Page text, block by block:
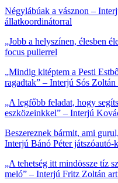
Négylábúak a vásznon –
állatkoordinátorral
„Jobb a helyszínen, élesben
focus pullerrel
„Mindig kitéptem a Pesti
ragadtak” – Interjú Sós
„A legfőbb feladat, hogy
eszközeinkkel” – Interjú
Beszereznek bármit, ami
Interjú Bánó Péter játszóautó-
„A tehetség itt mindössze tíz
meló” – Interjú Fritz Zoltán